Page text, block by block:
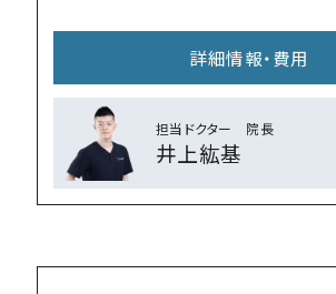
詳細情報・費⽤
担当ドクター 院⻑
井上紘基